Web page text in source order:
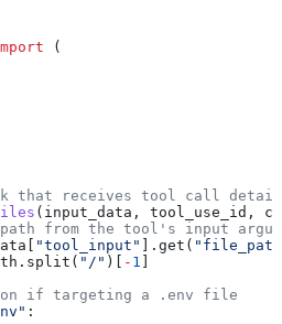
(
that receives tool call
( input_data , tool_use_id ,
from the tool's input
"tool_input" ].get(
"/" )[ - 1
if targeting a .env file
: